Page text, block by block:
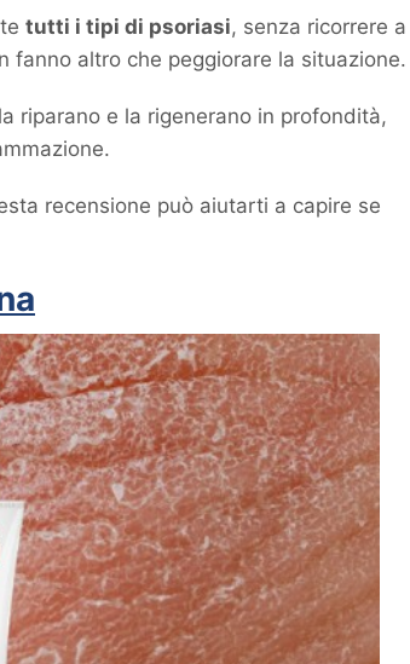
tutti i tipi di psoriasi, senza ricorrere a
fanno altro che peggiorare la situazione.
riparano e la rigenerano in profondità,
recensione può aiutarti a capire se